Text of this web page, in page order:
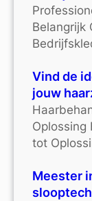
Belangrijk
Vind de
jouw
Oplossing
tot
Meester